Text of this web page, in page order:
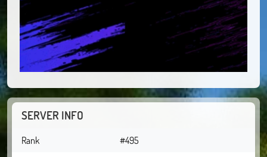
SERVER INFO
Rank
#495